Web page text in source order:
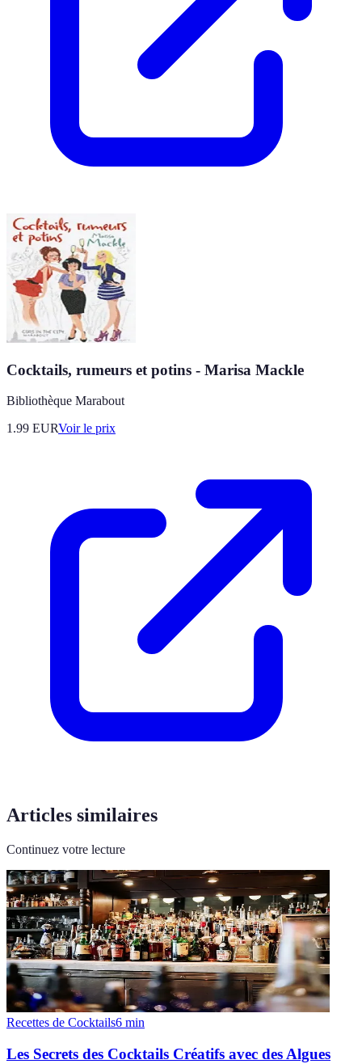
Cocktails, rumeurs et potins - Marisa Mackle
Bibliothèque Marabout
1.99 EURVoir le prix
Articles similaires
Continuez votre lecture
Recettes de Cocktails6 min
Les Secrets des Cocktails Créatifs avec des Algues